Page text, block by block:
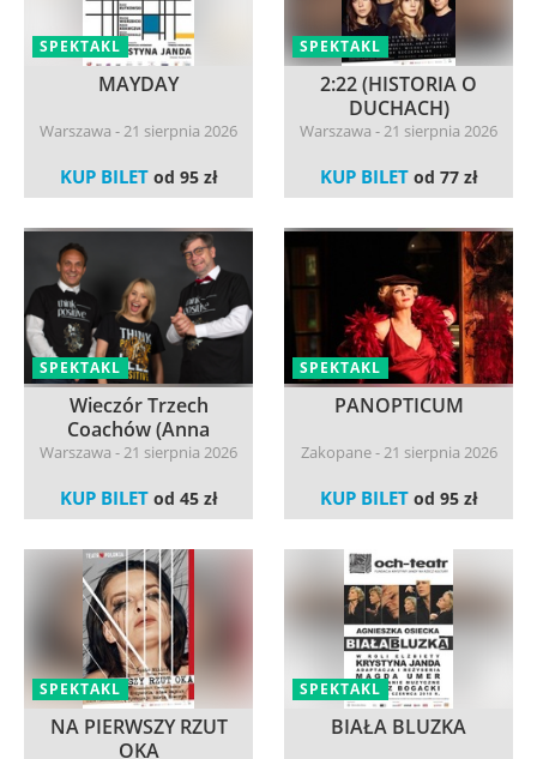
SPEKTAKL
MAYDAY
Warszawa - 21 sierpnia 2026
KUP BILET od 95 zł
SPEKTAKL
2:22 (HISTORIA O
DUCHACH)
Warszawa - 21 sierpnia 2026
KUP BILET od 77 zł
SPEKTAKL
Wieczór Trzech
Coachów (Anna
Mierzwa,...
Warszawa - 21 sierpnia 2026
KUP BILET od 45 zł
SPEKTAKL
PANOPTICUM
Zakopane - 21 sierpnia 2026
KUP BILET od 95 zł
SPEKTAKL
NA PIERWSZY RZUT
OKA
SPEKTAKL
BIAŁA BLUZKA